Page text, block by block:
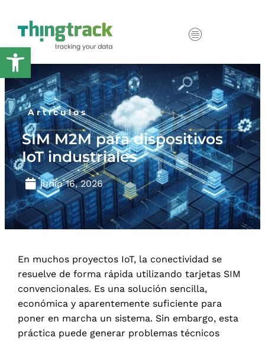
Abrir barra de herramientas
Artículos
SIM M2M para dispositivos
IoT industriales
junio 16, 2026
En muchos proyectos IoT, la conectividad se
resuelve de forma rápida utilizando tarjetas SIM
convencionales. Es una solución sencilla,
económica y aparentemente suficiente para
poner en marcha un sistema. Sin embargo, esta
práctica puede generar problemas técnicos